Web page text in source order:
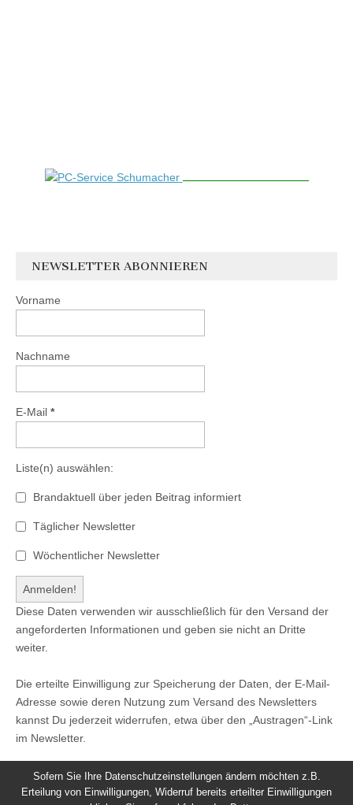
NEWSLETTER ABONNIEREN
Vorname
Nachname
E-Mail *
Liste(n) auswählen:
Brandaktuell über jeden Beitrag informiert
Täglicher Newsletter
Wöchentlicher Newsletter
Diese Daten verwenden wir ausschließlich für den Versand der
angeforderten Informationen und geben sie nicht an Dritte
weiter.
Die erteilte Einwilligung zur Speicherung der Daten, der E-Mail-
Adresse sowie deren Nutzung zum Versand des Newsletters
kannst Du jederzeit widerrufen, etwa über den „Austragen“-Link
im Newsletter.
Sofern Sie Ihre Datenschutzeinstellungen ändern möchten z.B.
Erteilung von Einwilligungen, Widerruf bereits erteilter Einwilligungen